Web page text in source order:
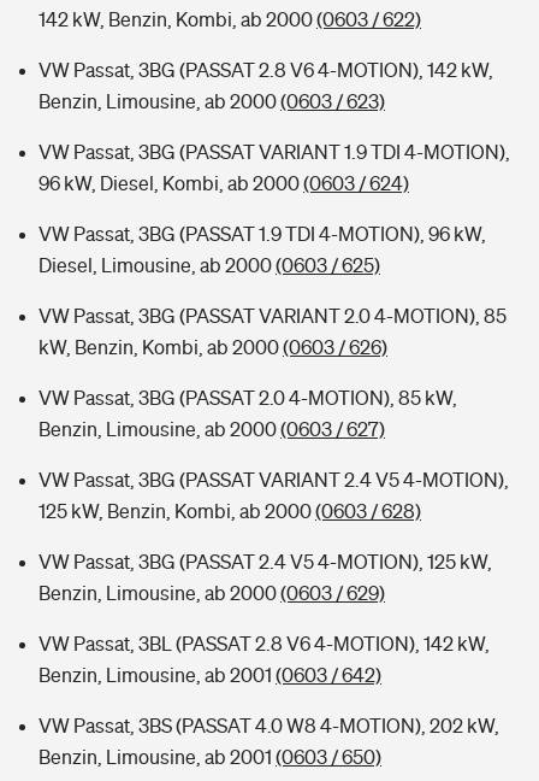
142 kW, Benzin, Kombi, ab 2000(0603 / 622)
VW Passat, 3BG (PASSAT 2.8 V6 4-MOTION), 142 kW,
Benzin, Limousine, ab 2000(0603 / 623)
VW Passat, 3BG (PASSAT VARIANT 1.9 TDI 4-MOTION),
96 kW, Diesel, Kombi, ab 2000(0603 / 624)
VW Passat, 3BG (PASSAT 1.9 TDI 4-MOTION), 96 kW,
Diesel, Limousine, ab 2000(0603 / 625)
VW Passat, 3BG (PASSAT VARIANT 2.0 4-MOTION), 85
kW, Benzin, Kombi, ab 2000(0603 / 626)
VW Passat, 3BG (PASSAT 2.0 4-MOTION), 85 kW,
Benzin, Limousine, ab 2000(0603 / 627)
VW Passat, 3BG (PASSAT VARIANT 2.4 V5 4-MOTION),
125 kW, Benzin, Kombi, ab 2000(0603 / 628)
VW Passat, 3BG (PASSAT 2.4 V5 4-MOTION), 125 kW,
Benzin, Limousine, ab 2000(0603 / 629)
VW Passat, 3BL (PASSAT 2.8 V6 4-MOTION), 142 kW,
Benzin, Limousine, ab 2001 (0603 / 642)
VW Passat, 3BS (PASSAT 4.0 W8 4-MOTION), 202 kW,
Benzin, Limousine, ab 2001 (0603 / 650)